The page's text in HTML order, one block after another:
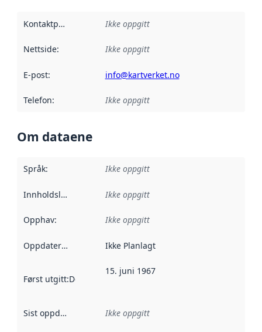
Kontaktpunkt Ikke oppgitt
Nettside: Ikke oppgitt
E-post: info@kartverket.no
Telefon: Ikke oppgitt
Om dataene
Språk: Ikke oppgitt
Innholdsleverandører :
Ikke oppgitt
Opphav: Ikke oppgitt
Oppdateringsfrekvens :
Ikke Planlagt
Først utgitt:Denne datoen sier når dataene i dette
15. juni 1967
Sist oppdatert Ikke oppgitt